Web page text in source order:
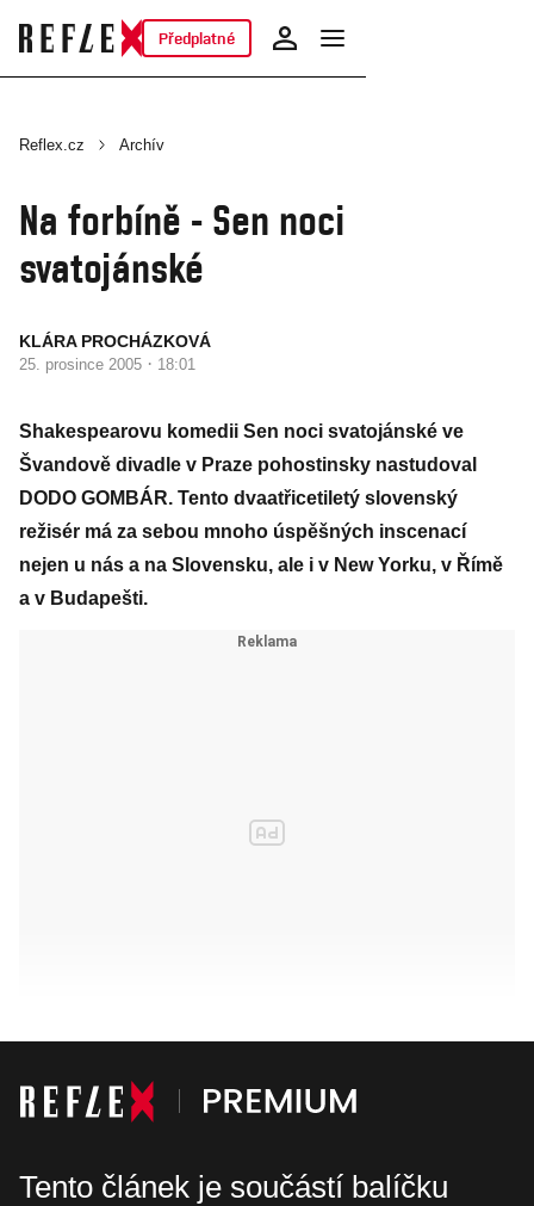
Předplatné
Reflex.cz Archív
Na forbíně - Sen noci
svatojánské
KLÁRA PROCHÁZKOVÁ
25. prosince 2005 · 18:01
Shakespearovu komedii Sen noci svatojánské ve
Švandově divadle v Praze pohostinsky nastudoval
DODO GOMBÁR. Tento dvaatřicetiletý slovenský
režisér má za sebou mnoho úspěšných inscenací
nejen u nás a na Slovensku, ale i v New Yorku, v Římě
a v Budapešti.
Tento článek je součástí balíčku